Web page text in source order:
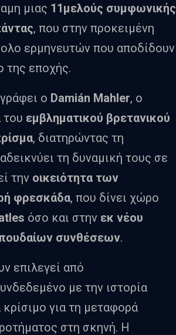
μιας 11μελούς συμφωνικής
, που στην προκειμένη
ερμηνευτών που αποδίδουν
της εποχής.
ο Damián Mahler, ο
του εμβληματικού βρετανικού
, διατηρώντας τη
τη δυναμική τους σε
την οικειότητα των
φρεσκάδα, που δίνει χώρο
όσο και στην εκ νέου
συνθέσεων.
επιλεγεί από
με την ιστορία
κρίσιμο για τη μεταφορά
στη σκηνή. Η